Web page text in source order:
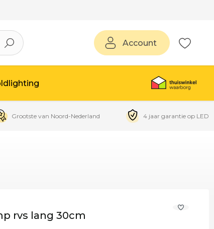
Account
Grootste van Noord-Nederland 4 jaar garantie op LED
rvs lang 30cm